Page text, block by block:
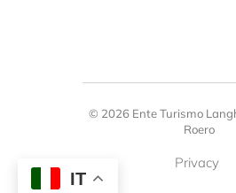
© 2026 Ente Turismo
Roero
Privacy
IT